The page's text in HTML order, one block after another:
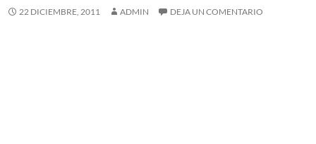
22 DICIEMBRE, 2011 ADMIN DEJA UN COMENTARIO